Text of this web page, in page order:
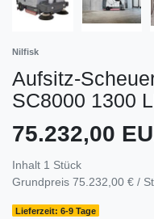
Nilfisk
Aufsitz-
SC8000 1300
75.232,00
Inhalt 1 Stück
Grundpreis 75.232,00 € /
Lieferzeit: 6-9 Tage